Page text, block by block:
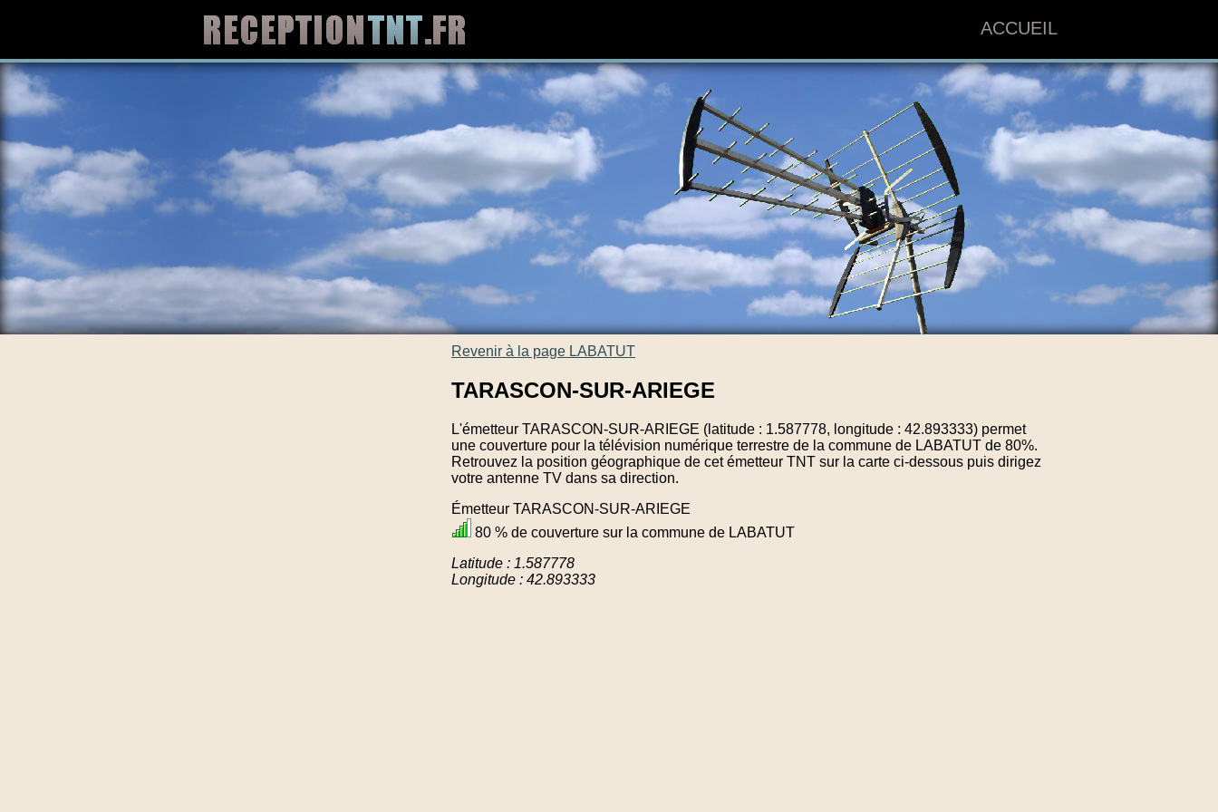
ACCUEIL
Revenir à la page LABATUT
TARASCON-SUR-ARIEGE
L'émetteur TARASCON-SUR-ARIEGE (latitude : 1.587778, longitude : 42.893333) permet
une couverture pour la télévision numérique terrestre de la commune de LABATUT de 80%.
Retrouvez la position géographique de cet émetteur TNT sur la carte ci-dessous puis dirigez
votre antenne TV dans sa direction.
Émetteur TARASCON-SUR-ARIEGE
80 % de couverture sur la commune de LABATUT
Latitude : 1.587778
Longitude : 42.893333